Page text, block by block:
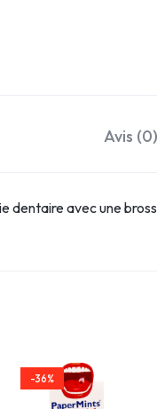
Avis (0)
dentaire avec une
-36%